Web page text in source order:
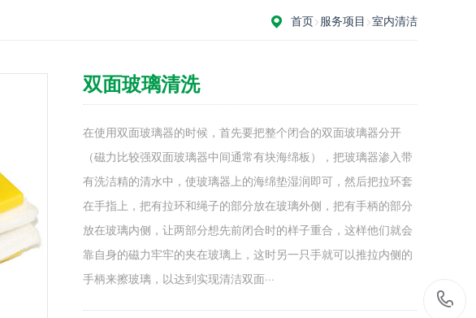
首页>服务项目 >室内清洁
双面玻璃清洗
在使用双面玻璃器的时候，首先要把整个闭合的双面玻璃器分开
（磁力比较强双面玻璃器中间通常有块海绵板），把玻璃器渗入带
有洗洁精的清水中，使玻璃器上的海绵垫湿润即可，然后把拉环套
在手指上，把有拉环和绳子的部分放在玻璃外侧，把有手柄的部分
放在玻璃内侧，让两部分想先前闭合时的样子重合，这样他们就会
靠自身的磁力牢牢的夹在玻璃上，这时另一只手就可以推拉内侧的
手柄来擦玻璃，以达到实现清洁双面···